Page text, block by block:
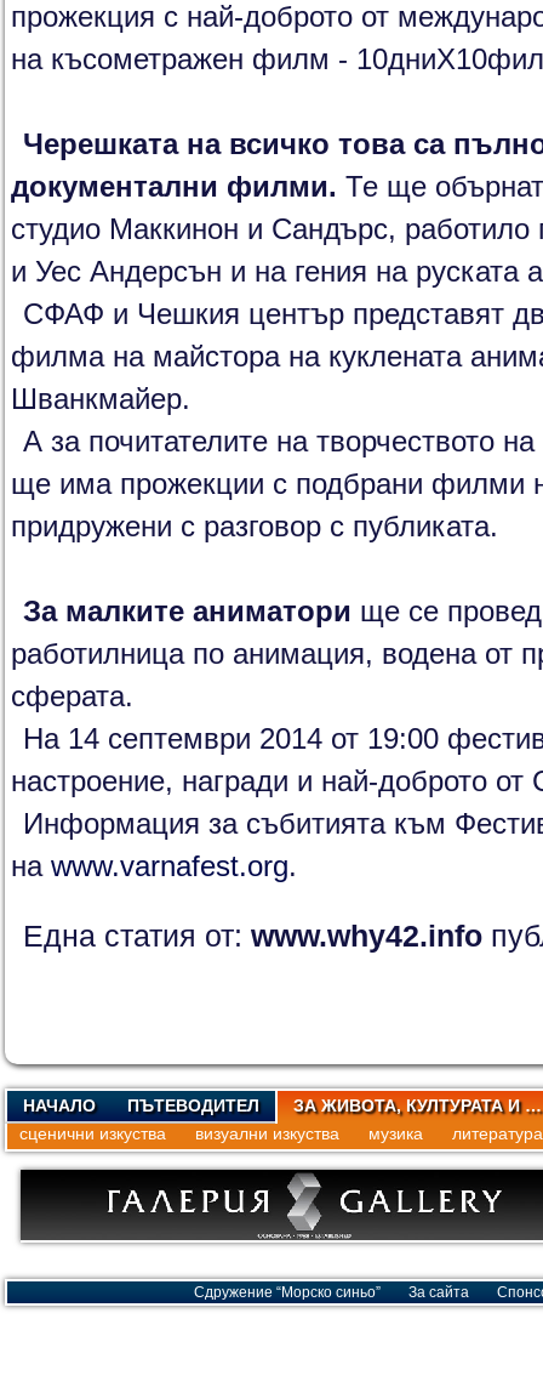
прожекция с най-доброто от
на късометражен филм -
Черешката на всичко това са
документални филми. Те ще
студио Маккинон и Сандърс,
и Уес Андерсън и на гения на руската
СФАФ и Чешкия център представят
филма на майстора на куклената
Шванкмайер.
А за почитателите на творчеството
ще има прожекции с подбрани филми
придружени с разговор с публиката.
За малките аниматори ще се
работилница по анимация, водена от
сферата.
На 14 септември 2014 от 19:00
настроение, награди и най-доброто
Информация за събитията към
на www.varnafest.org.
Една статия от: www.why42.info
НАЧАЛО ПЪТЕВОДИТЕЛ
ЗА ЖИВОТА, КУЛТУРАТА И …
сценични изкуства
визуални изкуства музика литература
Сдружение “Морско синьо” За сайта